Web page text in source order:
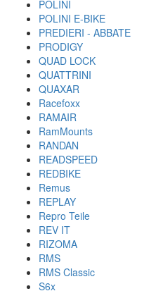
POLINI
POLINI E-BIKE
PREDIERI - ABBATE
PRODIGY
QUAD LOCK
QUATTRINI
QUAXAR
Racefoxx
RAMAIR
RamMounts
RANDAN
READSPEED
REDBIKE
Remus
REPLAY
Repro Teile
REV IT
RIZOMA
RMS
RMS Classic
S6x